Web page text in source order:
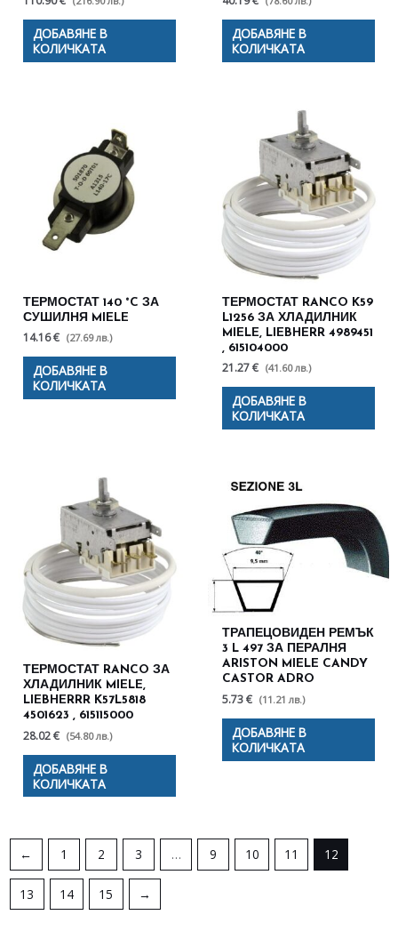
ДОБАВЯНЕ В
КОЛИЧКАТА
ДОБАВЯНЕ В
КОЛИЧКАТА
ТЕРМОСТАТ 140 °C ЗА
СУШИЛНЯ MIELE
14.16 € (27.69 лв.)
ДОБАВЯНЕ В
КОЛИЧКАТА
ТЕРМОСТАТ RANCO K59
L1256 ЗА ХЛАДИЛНИК
MIELE, LIEBHERR 4989451
, 615104000
21.27 € (41.60 лв.)
ДОБАВЯНЕ В
КОЛИЧКАТА
ТЕРМОСТАТ RANCO ЗА
ХЛАДИЛНИК MIELE,
LIEBHERRR K57L5818
4501623 , 615115000
28.02 € (54.80 лв.)
ДОБАВЯНЕ В
КОЛИЧКАТА
ТРАПЕЦОВИДЕН РЕМЪК
3 L 497 ЗА ПЕРАЛНЯ
ARISTON MIELE CANDY
CASTOR ADRO
5.73 € (11.21 лв.)
ДОБАВЯНЕ В
КОЛИЧКАТА
← 1 2 3 … 9 10 11 12
13 14 15 →